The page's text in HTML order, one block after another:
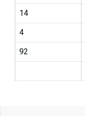
14
4
92